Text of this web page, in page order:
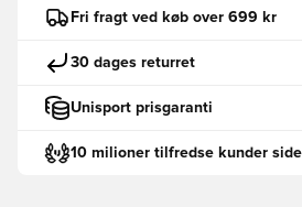
Fri fragt ved køb over 699 kr
30 dages returret
Unisport prisgaranti
10 milioner tilfredse kunder